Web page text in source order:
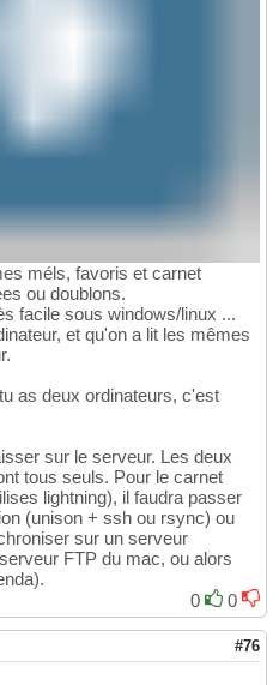
méls, favoris et carnet
ou doublons.
facile sous windows/linux ...
et qu'on a lit les mêmes
as deux ordinateurs, c'est
sur le serveur. Les deux
tous seuls. Pour le carnet
lightning), il faudra passer
(unison + ssh ou rsync) ou
sur un serveur
FTP du mac, ou alors
0
0
#76